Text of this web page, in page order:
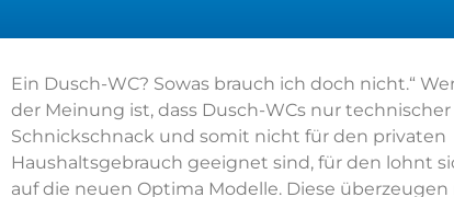
Ein Dusch-WC? Sowas brauch ich doch nicht.“
der Meinung ist, dass Dusch-WCs nur technischer
Schnickschnack und somit nicht für den privaten
Haushaltsgebrauch geeignet sind, für den lohnt
auf die neuen Optima Modelle. Diese